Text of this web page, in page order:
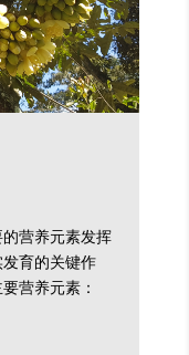
营养元素发挥
育的关键作
营养元素：